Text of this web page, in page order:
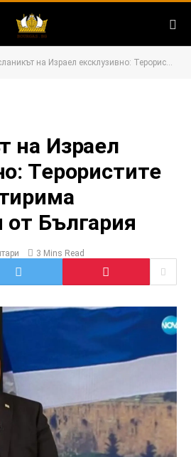
на Израел ексклузивно: Терористите държат четирима заложници от България
на Израел
Терористите
България
3 Mins Read